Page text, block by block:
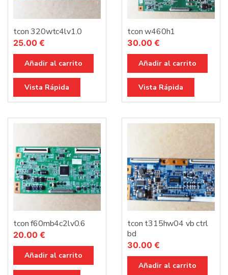
tcon 320wtc4lv1.0
25.00 €
Añadir al carrito
Vista Rápida
tcon w460h1
30.00 €
Añadir al carrito
Vista Rápida
tcon f60mb4c2lv0.6
20.00 €
Añadir al carrito
tcon t315hw04 vb ctrl
bd
30.00 €
Añadir al carrito